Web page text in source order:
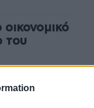
του
με καρκίνο